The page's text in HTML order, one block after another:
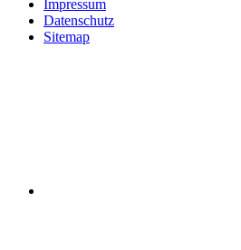
Impressum
Datenschutz
Sitemap